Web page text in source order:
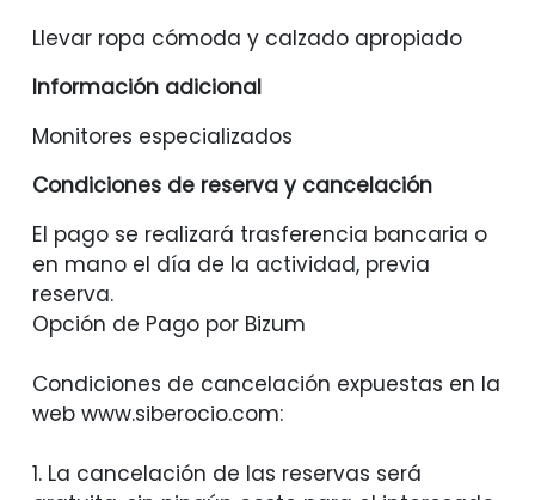
Llevar ropa cómoda y calzado apropiado
Información adicional
Monitores especializados
Condiciones de reserva y cancelación
El pago se realizará trasferencia bancaria o
en mano el día de la actividad, previa
reserva.
Opción de Pago por Bizum
Condiciones de cancelación expuestas en la
web www.siberocio.com:
1. La cancelación de las reservas será